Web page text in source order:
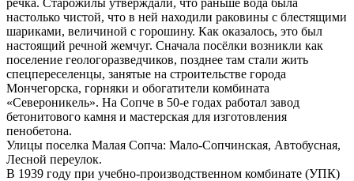
настолько чистой, что в ней находили раковины с блестящими
шариками, величиной с горошину. Как оказалось, это был
настоящий речной жемчуг. Сначала посёлки возникли как
поселение геологоразведчиков, позднее там стали жить
спецпереселенцы, занятые на строительстве города
Мончегорска, горняки и обогатители комбината
«Североникель». На Сопче в 50-е годах работал завод
бетонитового камня и мастерская для изготовления
пенобетона.
Улицы поселка Малая Сопча: Мало-Сопчинская, Автобусная,
Лесной переулок.
В 1939 году при учебно-производственном комбинате (УПК)